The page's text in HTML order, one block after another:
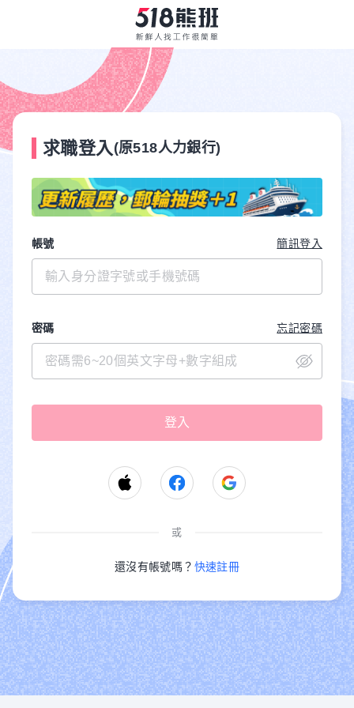
求職登入 (原518人力銀行)
帳號 簡訊登入
密碼 忘記密碼
或
還沒有帳號嗎？ 快速註冊